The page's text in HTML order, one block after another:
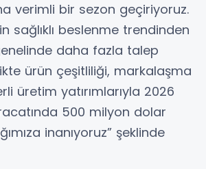
verimli bir sezon geçiriyoruz.
sağlıklı beslenme trendinden
daha fazla talep
ürün çeşitliliği, markalaşma
üretim yatırımlarıyla 2026
500 milyon dolar
inanıyoruz” şeklinde